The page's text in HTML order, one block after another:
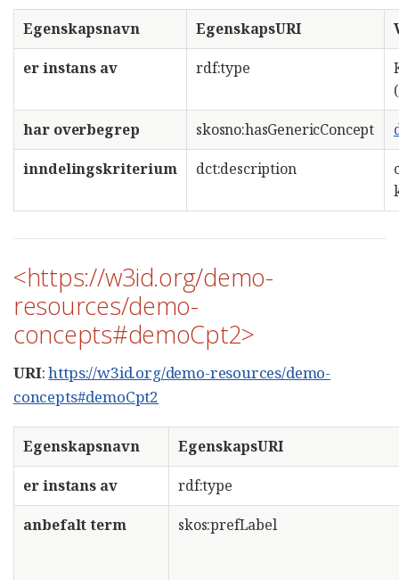
Egenskapsnavn EgenskapsURI
er instans av
rdf:type
har overbegrep
skosno:hasGenericConcept
inndelingskriterium
dct:description
<https://w3id.org/demo-
resources/demo-
concepts#demoCpt2>
URI:https://w3id.org/demo-resources/demo-
concepts#demoCpt2
Egenskapsnavn
EgenskapsURI
er instans av
rdf:type
anbefalt term
skos:prefLabel